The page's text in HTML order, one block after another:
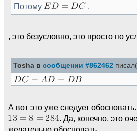
Потому ,
, это безусловно, это просто по
Tosha в сообщении #862462
А вот это уже следует
. Да, конечно, это